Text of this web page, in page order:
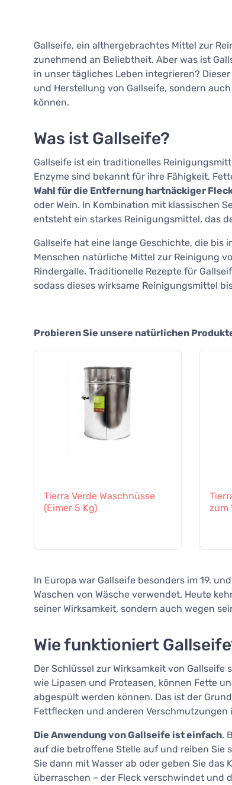
Gallseife, ein althergebrachtes Mittel zur
zunehmend an Beliebtheit. Aber was ist
in unser tägliches Leben integrieren?
und Herstellung von Gallseife, sondern
können.
Was ist Gallseife?
Gallseife ist ein traditionelles
Enzyme sind bekannt für ihre Fähigkeit,
Wahl für die Entfernung hartnäckiger
oder Wein. In Kombination mit klassischen
entsteht ein starkes Reinigungsmittel, das
Gallseife hat eine lange Geschichte, die
Menschen natürliche Mittel zur Reinigung
Rindergalle. Traditionelle Rezepte für
sodass dieses wirksame Reinigungsmittel
Probieren Sie unsere natürlichen
Tierra Verde Waschnüsse
(Eimer 5 Kg)
zum
In Europa war Gallseife besonders im 19.
Waschen von Wäsche verwendet. Heute
seiner Wirksamkeit, sondern auch wegen
Wie funktioniert
Der Schlüssel zur Wirksamkeit von
wie Lipasen und Proteasen, können Fette
abgespült werden können. Das ist der
Fettflecken und anderen Verschmutzungen
Die Anwendung von Gallseife ist einfach.
auf die betroffene Stelle auf und reiben Sie
Sie dann mit Wasser ab oder geben Sie
überraschen – der Fleck verschwindet und